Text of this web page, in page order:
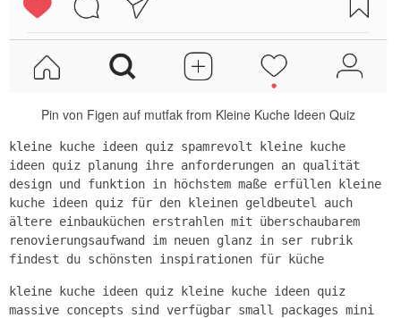
Pin von Figen auf mutfak from Kleine Kuche Ideen Quiz
kleine kuche ideen quiz spamrevolt kleine kuche
ideen quiz planung ihre anforderungen an qualität
design und funktion in höchstem maße erfüllen kleine
kuche ideen quiz für den kleinen geldbeutel auch
ältere einbauküchen erstrahlen mit überschaubarem
renovierungsaufwand im neuen glanz in ser rubrik
findest du schönsten inspirationen für küche
kleine kuche ideen quiz kleine kuche ideen quiz
massive concepts sind verfügbar small packages mini